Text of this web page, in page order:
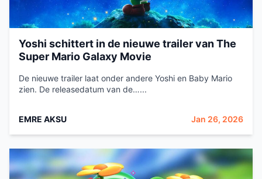
Yoshi schittert in de nieuwe trailer van The
Super Mario Galaxy Movie
De nieuwe trailer laat onder andere Yoshi en Baby Mario
zien. De releasedatum van de…...
EMRE AKSU Jan 26, 2026